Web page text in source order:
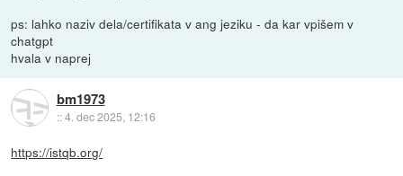
ps: lahko naziv dela/certifikata v ang jeziku - da kar vpišem v
chatgpt
hvala v naprej
bm1973
::4. dec 2025, 12:16
https://istqb.org/